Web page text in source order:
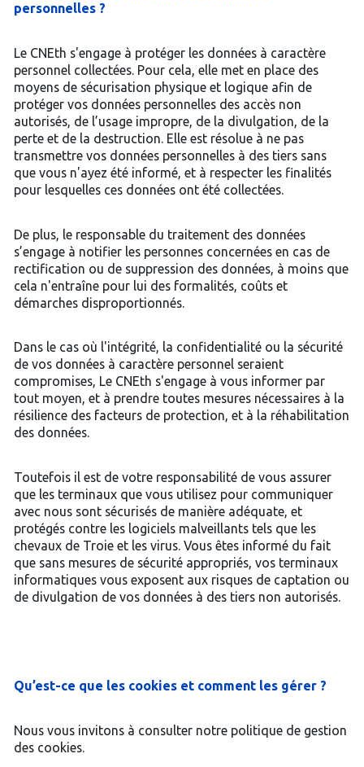
personnelles ?
Le CNEth s'engage à protéger les données à caractère
personnel collectées. Pour cela, elle met en place des
moyens de sécurisation physique et logique afin de
protéger vos données personnelles des accès non
autorisés, de l’usage impropre, de la divulgation, de la
perte et de la destruction. Elle est résolue à ne pas
transmettre vos données personnelles à des tiers sans
que vous n'ayez été informé, et à respecter les finalités
pour lesquelles ces données ont été collectées.
De plus, le responsable du traitement des données
s’engage à notifier les personnes concernées en cas de
rectification ou de suppression des données, à moins que
cela n'entraîne pour lui des formalités, coûts et
démarches disproportionnés.
Dans le cas où l'intégrité, la confidentialité ou la sécurité
de vos données à caractère personnel seraient
compromises, Le CNEth s'engage à vous informer par
tout moyen, et à prendre toutes mesures nécessaires à la
résilience des facteurs de protection, et à la réhabilitation
des données.
Toutefois il est de votre responsabilité de vous assurer
que les terminaux que vous utilisez pour communiquer
avec nous sont sécurisés de manière adéquate, et
protégés contre les logiciels malveillants tels que les
chevaux de Troie et les virus. Vous êtes informé du fait
que sans mesures de sécurité appropriés, vos terminaux
informatiques vous exposent aux risques de captation ou
de divulgation de vos données à des tiers non autorisés.
Qu’est-ce que les cookies et comment les gérer ?
Nous vous invitons à consulter notre politique de gestion
des cookies.